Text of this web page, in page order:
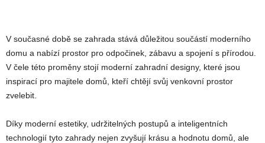
V současné době se zahrada stává důležitou součástí moderního
domu a nabízí prostor pro odpočinek, zábavu a spojení s přírodou.
V čele této proměny stojí moderní zahradní designy, které jsou
inspirací pro majitele domů, kteří chtějí svůj venkovní prostor
zvelebit.
Díky moderní estetiky, udržitelných postupů a inteligentních
technologií tyto zahrady nejen zvyšují krásu a hodnotu domů, ale